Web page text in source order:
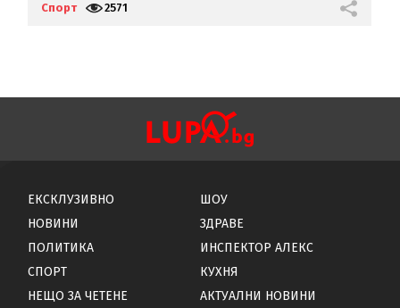
Спорт 2571
ЕКСКЛУЗИВНО
НОВИНИ
ПОЛИТИКА
СПОРТ
НЕЩО ЗА ЧЕТЕНЕ
ШОУ
ЗДРАВЕ
ИНСПЕКТОР АЛЕКС
КУХНЯ
АКТУАЛНИ НОВИНИ